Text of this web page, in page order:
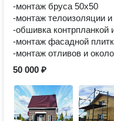
-монтаж бруса 50х50
-монтаж телоизоляции
-обшивка контрпланкой
-монтаж фасадной
-монтаж отливов и
50 000 ₽